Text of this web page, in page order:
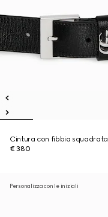
Cintura con fibbia squadrata
€ 380
Personalizza con le iniziali